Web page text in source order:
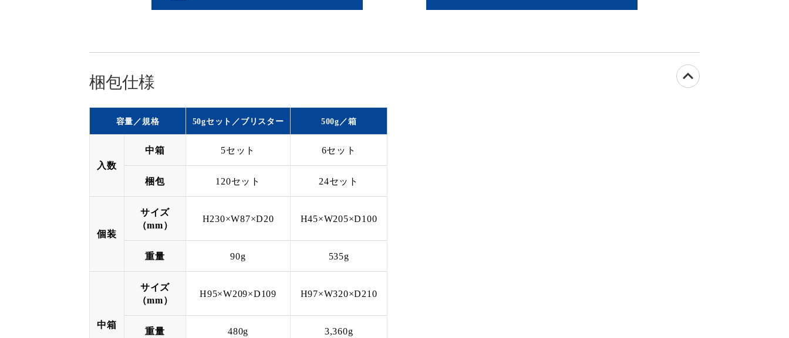
梱包仕様
容量／規格 50gセット／ブリスター 500g／箱
入数
中箱 5セット 6セット
梱包 120セット 24セット
個装
サイズ
（mm）
H230×W87×D20 H45×W205×D100
重量 90g 535g
中箱
サイズ
（mm）
H95×W209×D109 H97×W320×D210
重量 480g 3,360g